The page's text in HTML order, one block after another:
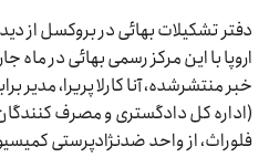
دفتر تشکیلات بهائی در بروکسل از
اروپا با این مرکز رسمی بهائی در
(اداره کل دادگستری و مصرف کنندگان
فلوراث، از واحد ضدنژادپرستی